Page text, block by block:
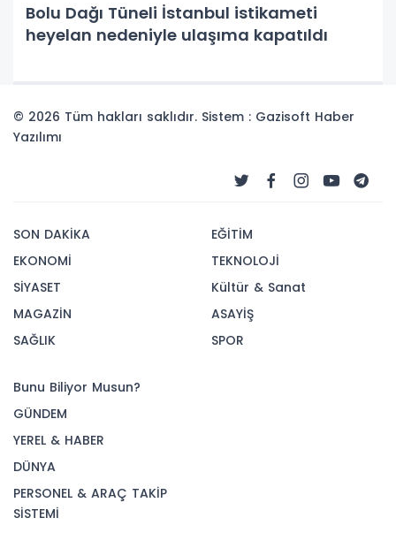
Bolu Dağı Tüneli İstanbul istikameti
heyelan nedeniyle ulaşıma kapatıldı
© 2026 Tüm hakları saklıdır. Sistem : Gazisoft Haber
Yazılımı
SON DAKİKA
EKONOMİ
SİYASET
MAGAZİN
SAĞLIK
EĞİTİM
TEKNOLOJİ
Kültür & Sanat
ASAYİŞ
SPOR
Bunu Biliyor Musun?
GÜNDEM
YEREL & HABER
DÜNYA
PERSONEL & ARAÇ TAKİP
SİSTEMİ